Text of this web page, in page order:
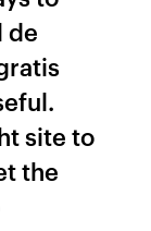
de
site to
the